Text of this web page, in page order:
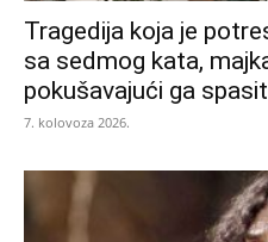
Tragedija koja je
sa sedmog kata,
pokušavajući ga
7. kolovoza 2026.